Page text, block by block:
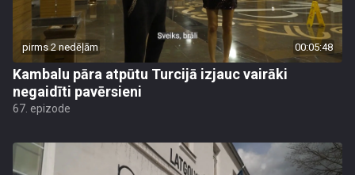
pirms 2 nedēļām 00:05:48
Kambalu pāra atpūtu Turcijā izjauc vairāki
negaidīti pavērsieni
67. epizode